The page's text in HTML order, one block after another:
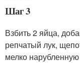
Шаг 3
Взбить 2 яйца,
репчатый лук,
мелко нарубленную